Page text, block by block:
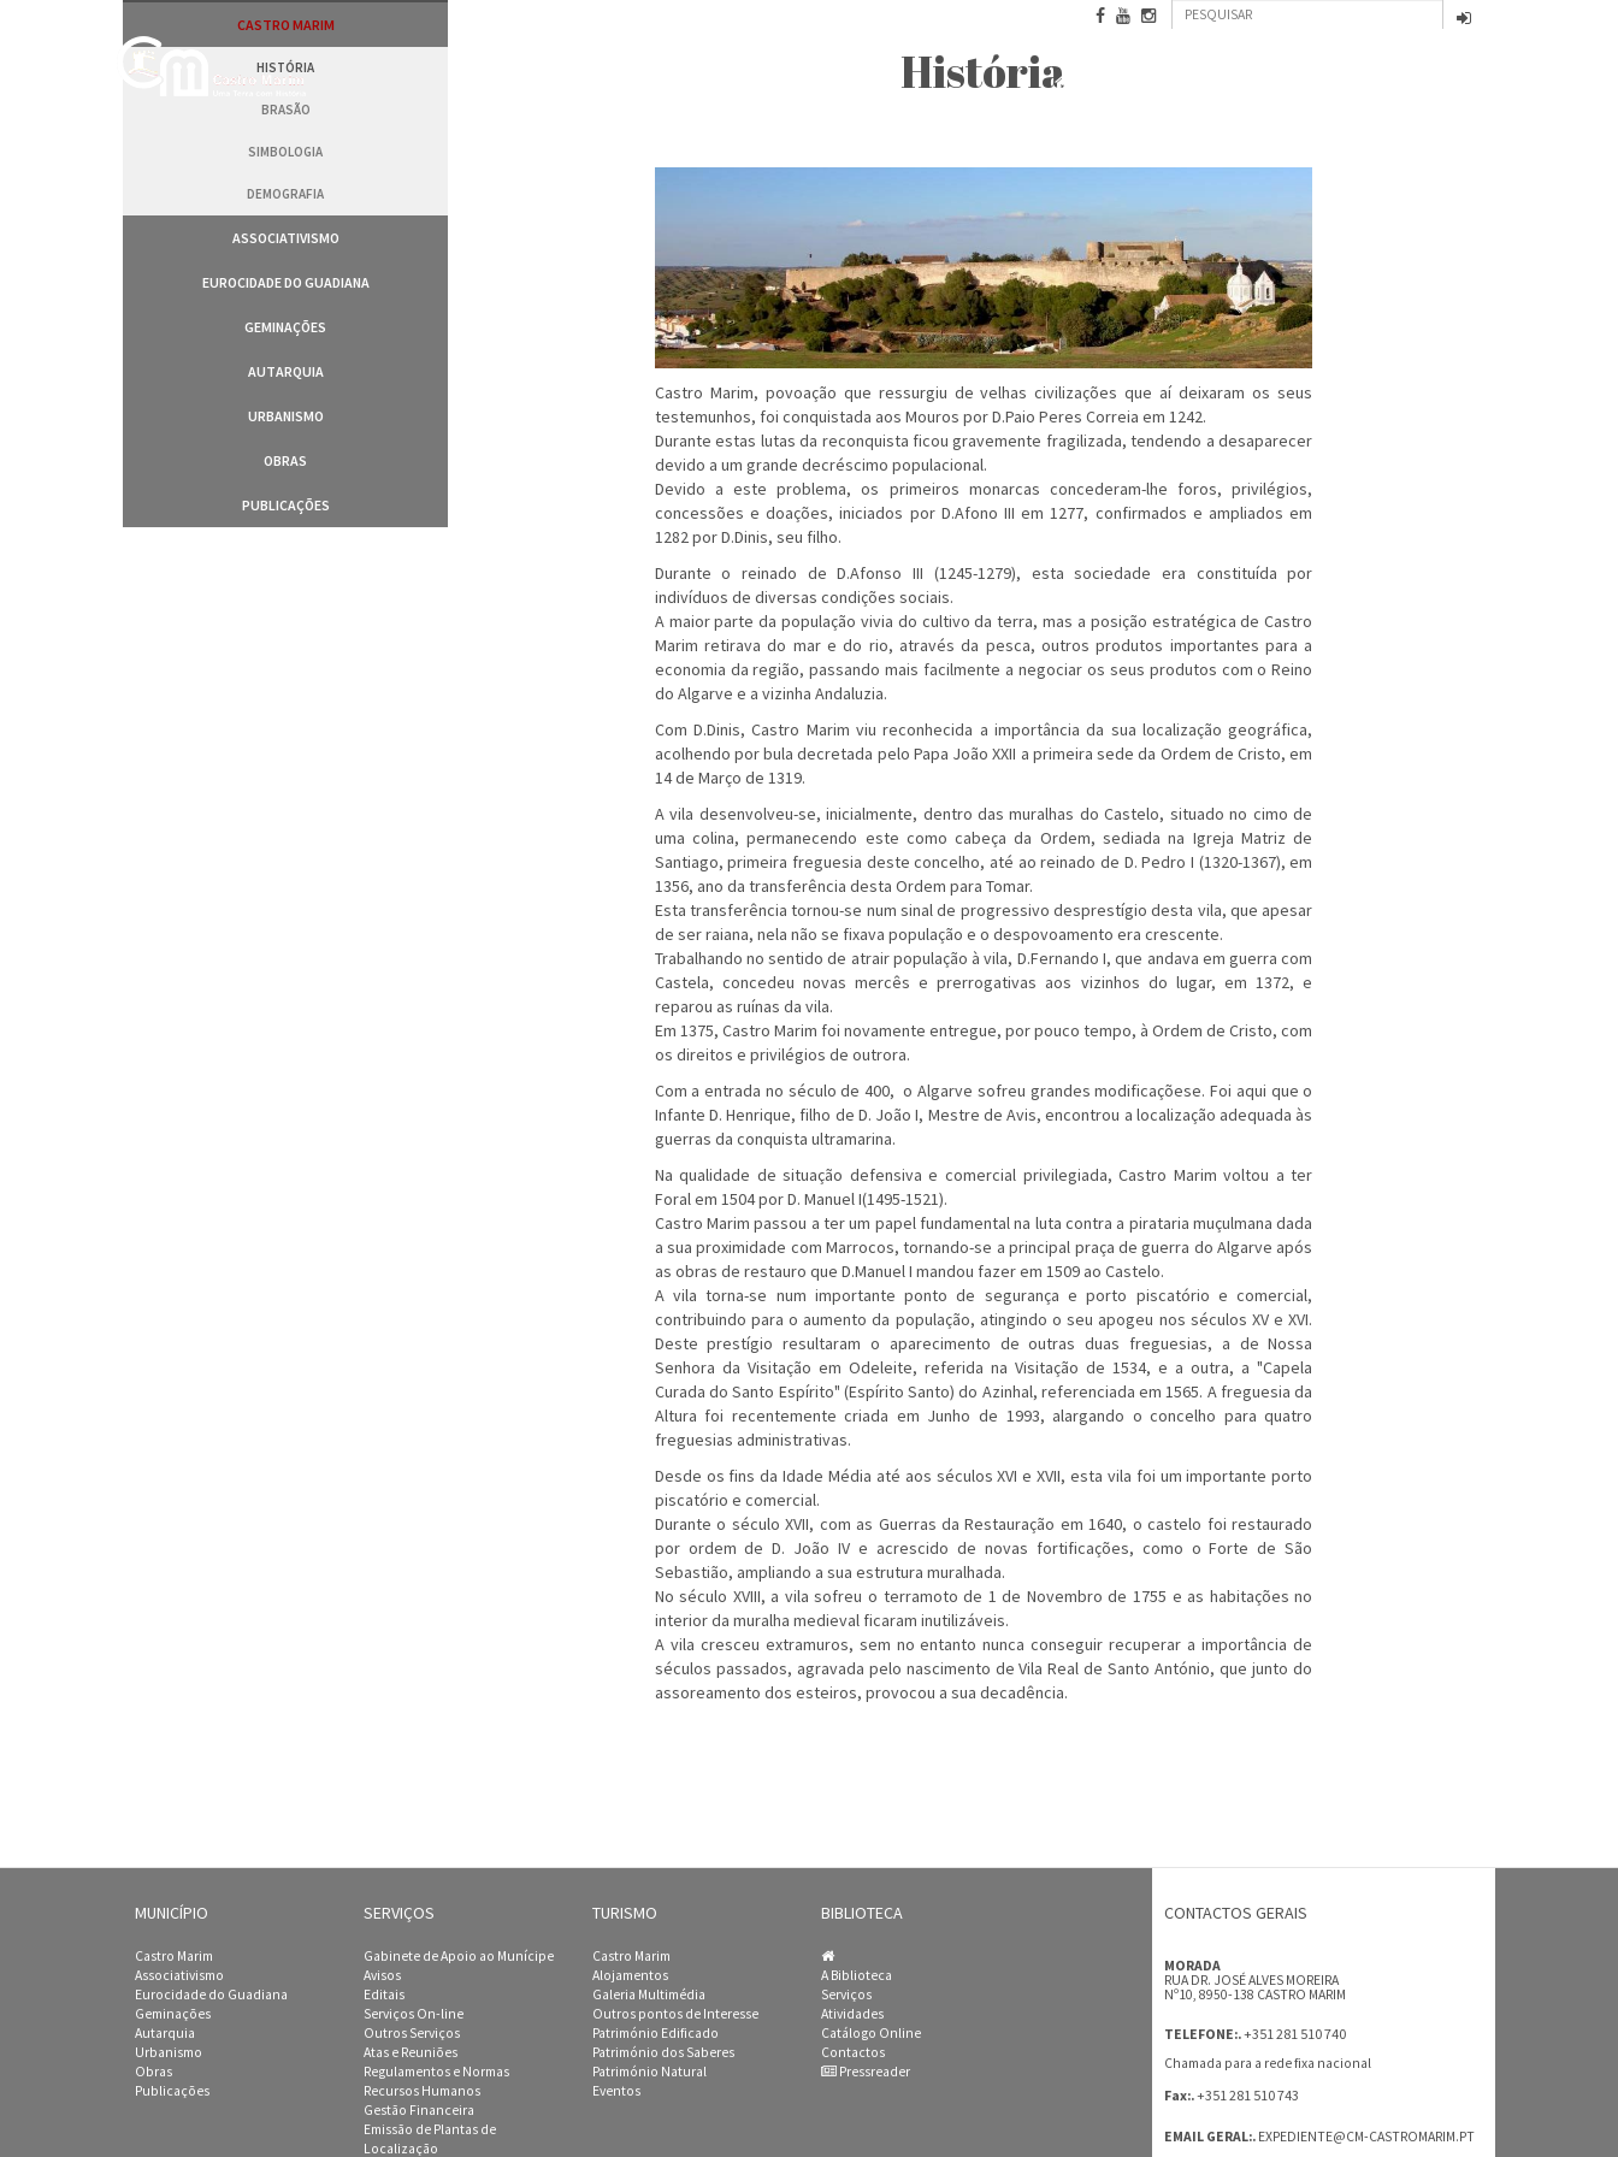
Formulário
CASTRO MARIM
HISTÓRIA
BRASÃO
SIMBOLOGIA
DEMOGRAFIA
ASSOCIATIVISMO
EUROCIDADE DO GUADIANA
GEMINAÇÕES
AUTARQUIA
URBANISMO
OBRAS
PUBLICAÇÕES
História
Castro Marim, povoação que ressurgiu de velhas civilizações que aí deixaram os seus
testemunhos, foi conquistada aos Mouros por D.Paio Peres Correia em 1242.
Durante estas lutas da reconquista ficou gravemente fragilizada, tendendo a desaparecer
devido a um grande decréscimo populacional.
Devido a este problema, os primeiros monarcas concederam-lhe foros, privilégios,
concessões e doações, iniciados por D.Afono III em 1277, confirmados e ampliados em
1282 por D.Dinis, seu filho.
Durante o reinado de D.Afonso III (1245-1279), esta sociedade era constituída por
indivíduos de diversas condições sociais.
A maior parte da população vivia do cultivo da terra, mas a posição estratégica de Castro
Marim retirava do mar e do rio, através da pesca, outros produtos importantes para a
economia da região, passando mais facilmente a negociar os seus produtos com o Reino
do Algarve e a vizinha Andaluzia.
Com D.Dinis, Castro Marim viu reconhecida a importância da sua localização geográfica,
acolhendo por bula decretada pelo Papa João XXII a primeira sede da Ordem de Cristo, em
14 de Março de 1319.
A vila desenvolveu-se, inicialmente, dentro das muralhas do Castelo, situado no cimo de
uma colina, permanecendo este como cabeça da Ordem, sediada na Igreja Matriz de
Santiago, primeira freguesia deste concelho, até ao reinado de D. Pedro I (1320-1367), em
1356, ano da transferência desta Ordem para Tomar.
Esta transferência tornou-se num sinal de progressivo desprestígio desta vila, que apesar
de ser raiana, nela não se fixava população e o despovoamento era crescente.
Trabalhando no sentido de atrair população à vila, D.Fernando I, que andava em guerra com
Castela, concedeu novas mercês e prerrogativas aos vizinhos do lugar, em 1372, e
reparou as ruínas da vila.
Em 1375, Castro Marim foi novamente entregue, por pouco tempo, à Ordem de Cristo, com
os direitos e privilégios de outrora.
Com a entrada no século de 400, o Algarve sofreu grandes modificaçõese. Foi aqui que o
Infante D. Henrique, filho de D. João I, Mestre de Avis, encontrou a localização adequada às
guerras da conquista ultramarina.
Na qualidade de situação defensiva e comercial privilegiada, Castro Marim voltou a ter
Foral em 1504 por D. Manuel I(1495-1521).
Castro Marim passou a ter um papel fundamental na luta contra a pirataria muçulmana dada
a sua proximidade com Marrocos, tornando-se a principal praça de guerra do Algarve após
as obras de restauro que D.Manuel I mandou fazer em 1509 ao Castelo.
A vila torna-se num importante ponto de segurança e porto piscatório e comercial,
contribuindo para o aumento da população, atingindo o seu apogeu nos séculos XV e XVI.
Deste prestígio resultaram o aparecimento de outras duas freguesias, a de Nossa
Senhora da Visitação em Odeleite, referida na Visitação de 1534, e a outra, a "Capela
Curada do Santo Espírito" (Espírito Santo) do Azinhal, referenciada em 1565. A freguesia da
Altura foi recentemente criada em Junho de 1993, alargando o concelho para quatro
freguesias administrativas.
Desde os fins da Idade Média até aos séculos XVI e XVII, esta vila foi um importante porto
piscatório e comercial.
Durante o século XVII, com as Guerras da Restauração em 1640, o castelo foi restaurado
por ordem de D. João IV e acrescido de novas fortificações, como o Forte de São
Sebastião, ampliando a sua estrutura muralhada.
No século XVIII, a vila sofreu o terramoto de 1 de Novembro de 1755 e as habitações no
interior da muralha medieval ficaram inutilizáveis.
A vila cresceu extramuros, sem no entanto nunca conseguir recuperar a importância de
séculos passados, agravada pelo nascimento de Vila Real de Santo António, que junto do
assoreamento dos esteiros, provocou a sua decadência.
MUNICÍPIO
Castro Marim
Associativismo
Eurocidade do Guadiana
Geminações
Autarquia
Urbanismo
Obras
Publicações
SERVIÇOS
Gabinete de Apoio ao Munícipe
Avisos
Editais
Serviços On-line
Outros Serviços
Atas e Reuniões
Regulamentos e Normas
Recursos Humanos
Gestão Financeira
Emissão de Plantas de
Localização
TURISMO
Castro Marim
Alojamentos
Galeria Multimédia
Outros pontos de Interesse
Património Edificado
Património dos Saberes
Património Natural
Eventos
BIBLIOTECA
A Biblioteca
Serviços
Atividades
Catálogo Online
Contactos
Pressreader
CONTACTOS GERAIS
MORADA
RUA DR. JOSÉ ALVES MOREIRA
Nº10, 8950-138 CASTRO MARIM
TELEFONE:.+351 281 510 740
Chamada para a rede fixa nacional
Fax:.+351 281 510 743
EMAIL GERAL:. EXPEDIENTE@CM-CASTROMARIM.PT